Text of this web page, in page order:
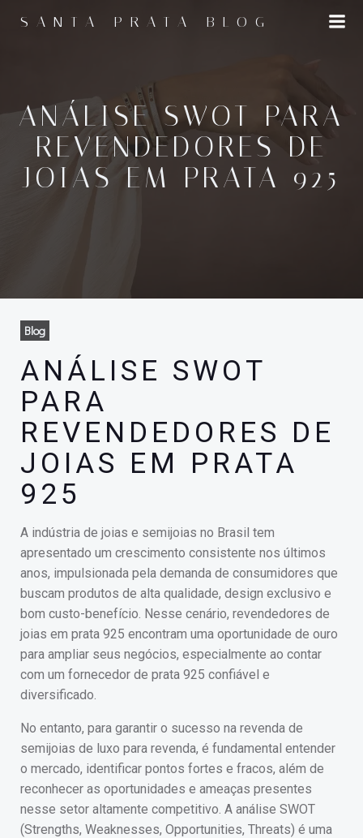
para
SANTA PRATA BLOG
ANÁLISE SWOT PARA
REVENDEDORES DE
JOIAS EM PRATA 925
Blog
ANÁLISE SWOT
PARA
REVENDEDORES DE
JOIAS EM PRATA
925
A indústria de joias e semijoias no Brasil tem
apresentado um crescimento consistente nos últimos
anos, impulsionada pela demanda de consumidores que
buscam produtos de alta qualidade, design exclusivo e
bom custo-benefício. Nesse cenário, revendedores de
joias em prata 925 encontram uma oportunidade de ouro
para ampliar seus negócios, especialmente ao contar
com um fornecedor de prata 925 confiável e
diversificado.
No entanto, para garantir o sucesso na revenda de
semijoias de luxo para revenda, é fundamental entender
o mercado, identificar pontos fortes e fracos, além de
reconhecer as oportunidades e ameaças presentes
nesse setor altamente competitivo. A análise SWOT
(Strengths, Weaknesses, Opportunities, Threats) é uma